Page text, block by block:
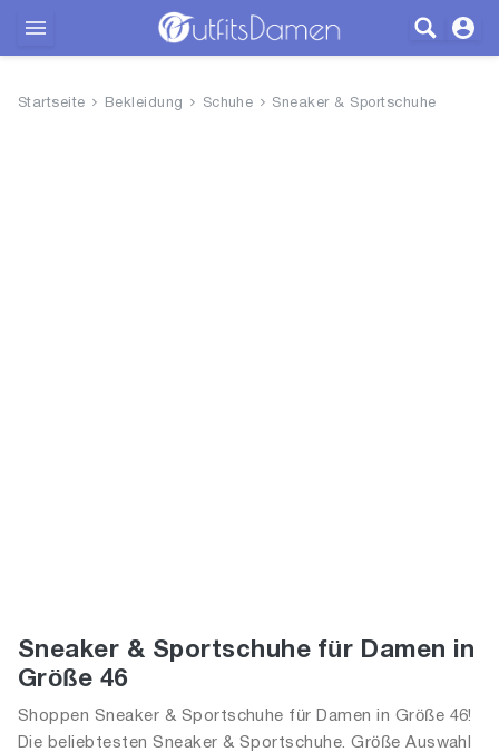
Startseite Bekleidung Schuhe Sneaker & Sportschuhe
Sneaker & Sportschuhe für Damen in
Größe 46
Shoppen Sneaker & Sportschuhe für Damen in Größe 46!
Die beliebtesten Sneaker & Sportschuhe. Größe Auswahl